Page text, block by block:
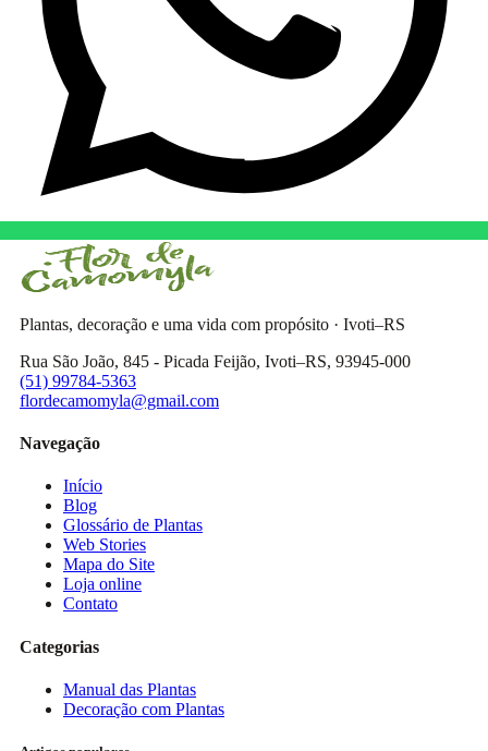
Plantas, decoração e uma vida com propósito · Ivoti–RS
Rua São João, 845 - Picada Feijão, Ivoti–RS, 93945-000
(51) 99784-5363
flordecamomyla@gmail.com
Navegação
Início
Blog
Glossário de Plantas
Web Stories
Mapa do Site
Loja online
Contato
Categorias
Manual das Plantas
Decoração com Plantas